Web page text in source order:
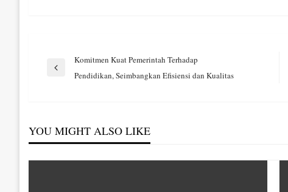
Navigasi
Previous
Komitmen Kuat Pemerintah Terhadap
Pendidikan, Seimbangkan Efisiensi dan Kualitas
YOU MIGHT ALSO LIKE